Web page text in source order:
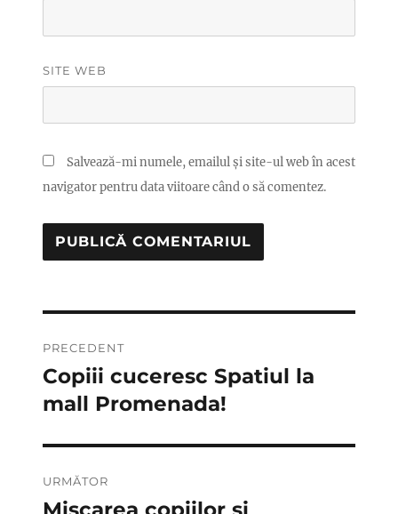
SITE WEB
Salvează-mi numele, emailul și site-ul web în acest
navigator pentru data viitoare când o să comentez.
în
articole
PRECEDENT
Articolul
anterior:
Copiii cuceresc Spatiul la
mall Promenada!
URMĂTOR
Articolul